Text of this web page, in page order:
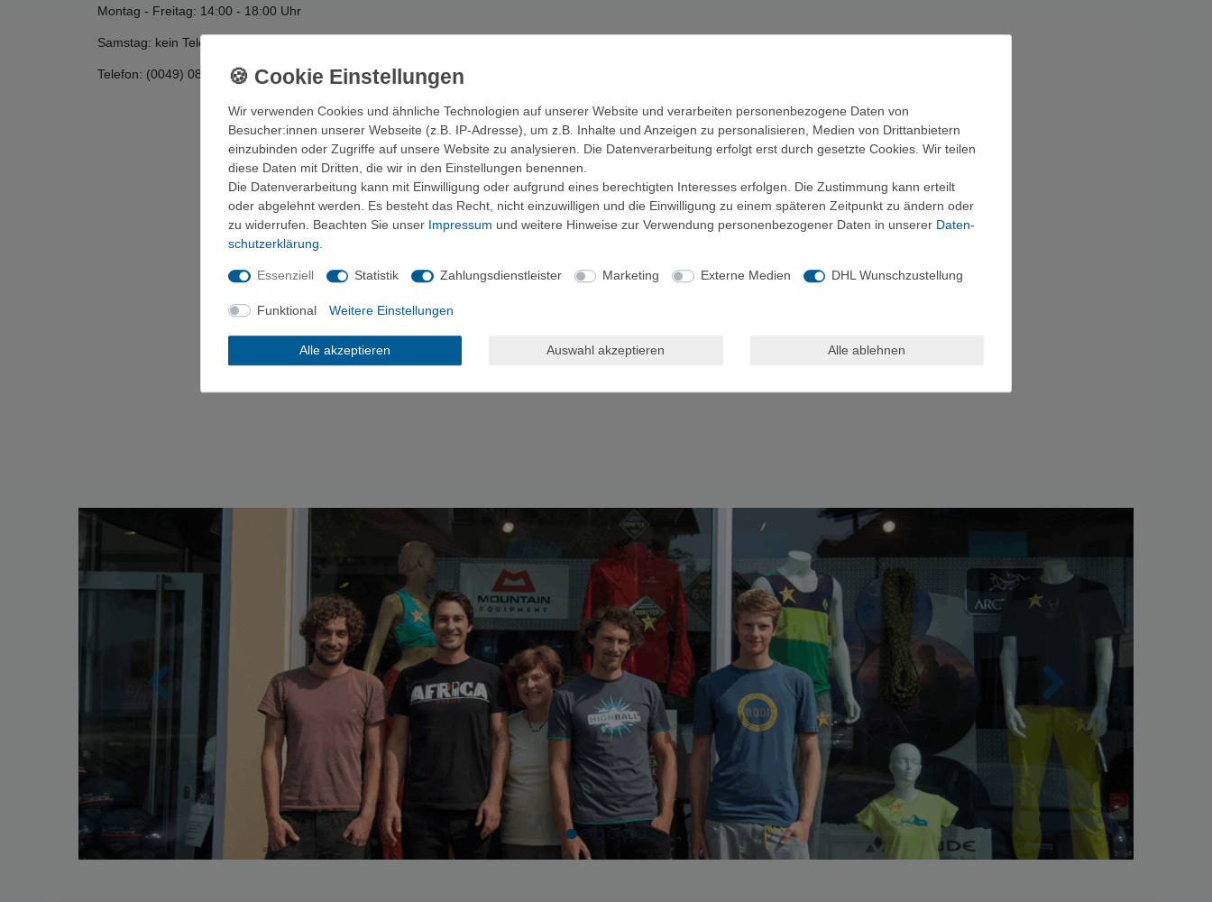
Montag - Freitag: 14:00 - 18:00 Uhr
Samstag: kein Telefonservice
Telefon: (0049) 08024 - 475 267
Wir verwenden Cookies und ähnliche Technologien auf unserer Website und verarbeiten personenbezogene Daten von
Besucher:innen unserer Webseite (z.B. IP-Adresse), um z.B. Inhalte und Anzeigen zu personalisieren, Medien von Drittanbietern
einzubinden oder Zugriffe auf unsere Website zu analysieren. Die Datenverarbeitung erfolgt erst durch gesetzte Cookies. Wir teilen
diese Daten mit Dritten, die wir in den Einstellungen benennen.
Die Datenverarbeitung kann mit Einwilligung oder aufgrund eines berechtigten Interesses erfolgen. Die Zustimmung kann erteilt
oder abgelehnt werden. Es besteht das Recht, nicht einzuwilligen und die Einwilligung zu einem späteren Zeitpunkt zu ändern oder
zu widerrufen. Beachten Sie unser Impressum und weitere Hinweise zur Verwendung personenbezogener Daten in unserer Daten­
schutz­erklärung.
Essenziell Statistik Zahlungsdienstleister Marketing Externe Medien DHL Wunschzustellung
Funktional Weitere Einstellungen
Alle akzeptieren Auswahl akzeptieren Alle ablehnen